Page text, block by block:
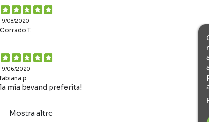
19/08/2020
Corrado T.
19/06/2020
fabiana p.
la mia bevand preferita!
Mostra altro